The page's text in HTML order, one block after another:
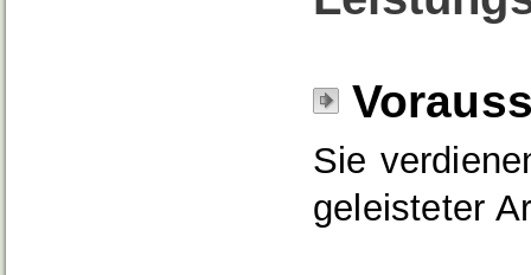
Sie
geleisteter